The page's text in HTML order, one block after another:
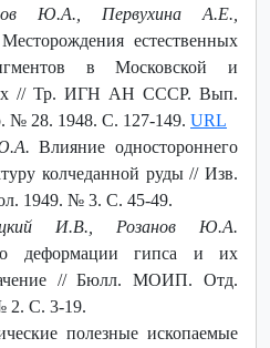
Ю.А., Первухина А.Е.,
Месторождения естественных
в Московской и
// Тр. ИГН АН СССР. Вып.
№ 28. 1948. С. 127-149. URL
Ю.А.Влияние одностороннего
колчеданной руды // Изв.
1949. № 3. С. 45-49.
И.В., Розанов Ю.А.
деформации гипса и их
// Бюлл. МОИП. Отд.
2. С. 3-19.
полезные ископаемые